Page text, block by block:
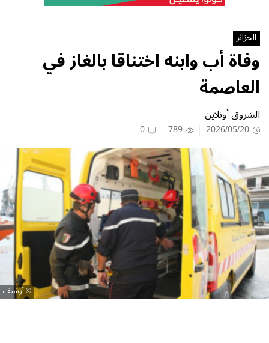
الجزائر
وفاة أب وابنه اختناقا بالغاز في
العاصمة
الشروق أونلاين
2026/05/20
789
0
أرشيف